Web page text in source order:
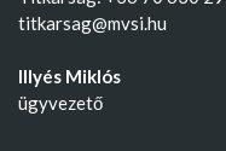
titkarsag@mvsi.hu
Illyés Miklós
ügyvezető